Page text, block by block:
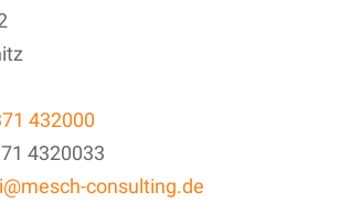
432000
4320033
consulting.de